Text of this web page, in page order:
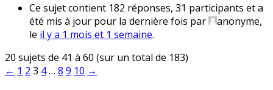
Ce sujet contient 182 réponses, 31 participants et a
été mis à jour pour la dernière fois par
anonyme,
le il y a 1 mois et 1 semaine.
20 sujets de 41 à 60 (sur un total de 183)
← 1 2 3 4… 8 9 10 →